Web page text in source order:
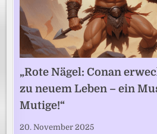
„Rote Nägel: Conan
zu neuem Leben – ein
Mutige!“
20. November 2025